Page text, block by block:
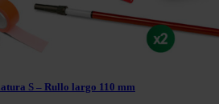
S – Rullo largo 110 mm